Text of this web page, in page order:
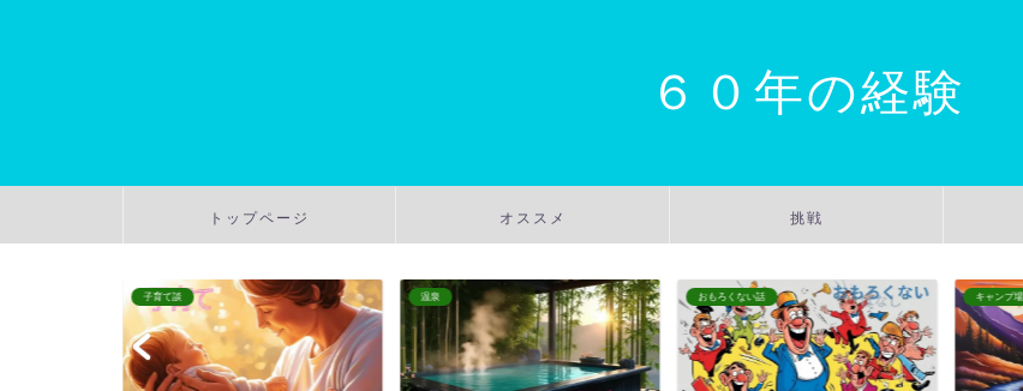
６０年の経験
トップページ オススメ 挑戦
子育て談 温泉 おもろくない話 キャンプ場